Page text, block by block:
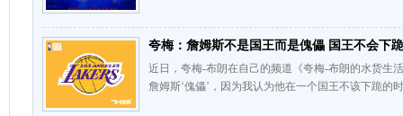
夸梅：詹姆斯不是国王而是傀儡 国王不会下跪
近日，夸梅-布朗在自己的频道《夸梅-布朗的水货生
詹姆斯‘傀儡’，因为我认为他在一个国王不该下跪